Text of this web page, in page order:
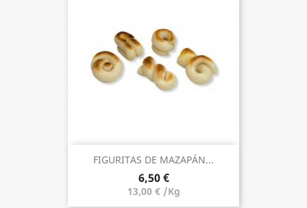
FIGURITAS DE MAZAPÁN...
6,50 €
13,00 € /Kg